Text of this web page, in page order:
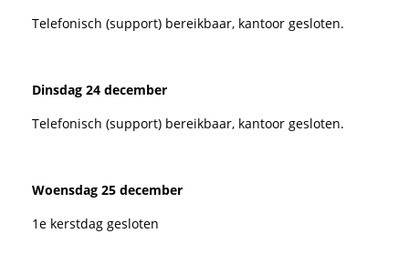
Telefonisch (support) bereikbaar, kantoor gesloten.
Dinsdag 24 december
Telefonisch (support) bereikbaar, kantoor gesloten.
Woensdag 25 december
1e kerstdag gesloten